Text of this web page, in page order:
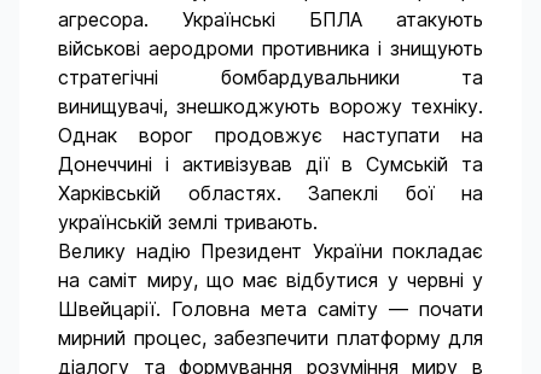
агресора. Українські БПЛА атакують
військові аеродроми противника і знищують
стратегічні бомбардувальники та
винищувачі, знешкоджують ворожу техніку.
Однак ворог продовжує наступати на
Донеччині і активізував дії в Сумській та
Харківській областях. Запеклі бої на
українській землі тривають.
Велику надію Президент України покладає
на саміт миру, що має відбутися у червні у
Швейцарії. Головна мета саміту — почати
мирний процес, забезпечити платформу для
діалогу та формування розуміння миру в